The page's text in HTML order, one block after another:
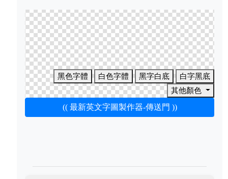
黑色字體 白色字體 黑字白底
白字黑底
其他顏色
(( 最新英文字圖製作器-傳送門 ))